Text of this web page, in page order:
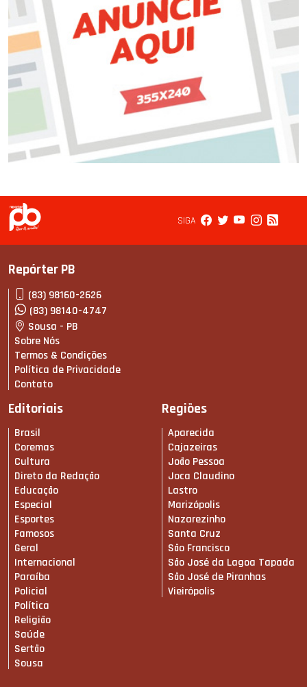
SIGA
Repórter PB
(83) 98160-2626
(83) 98140-4747
Sousa - PB
Sobre Nós
Termos & Condições
Política de Privacidade
Contato
Editoriais
Brasil
Coremas
Cultura
Direto da Redação
Educação
Especial
Esportes
Famosos
Geral
Internacional
Paraíba
Policial
Política
Religião
Saúde
Sertão
Sousa
Regiões
Aparecida
Cajazeiras
João Pessoa
Joca Claudino
Lastro
Marizópolis
Nazarezinho
Santa Cruz
São Francisco
São José da Lagoa Tapada
São José de Piranhas
Vieirópolis